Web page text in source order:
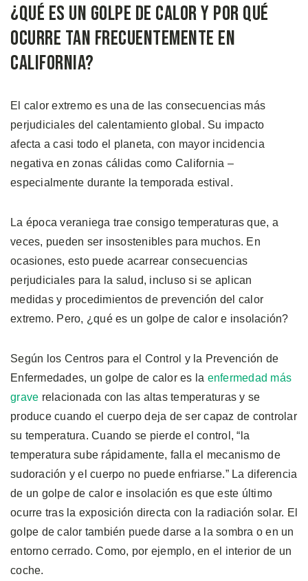
¿Qué es un Golpe de Calor y Por Qué
Ocurre tan Frecuentemente en
California?
El calor extremo es una de las consecuencias más
perjudiciales del calentamiento global. Su impacto
afecta a casi todo el planeta, con mayor incidencia
negativa en zonas cálidas como California –
especialmente durante la temporada estival.
La época veraniega trae consigo temperaturas que, a
veces, pueden ser insostenibles para muchos. En
ocasiones, esto puede acarrear consecuencias
perjudiciales para la salud, incluso si se aplican
medidas y procedimientos de prevención del calor
extremo. Pero, ¿qué es un golpe de calor e insolación?
Según los Centros para el Control y la Prevención de
Enfermedades, un golpe de calor es la enfermedad más
grave relacionada con las altas temperaturas y se
produce cuando el cuerpo deja de ser capaz de controlar
su temperatura. Cuando se pierde el control, “la
temperatura sube rápidamente, falla el mecanismo de
sudoración y el cuerpo no puede enfriarse.” La diferencia
de un golpe de calor e insolación es que este último
ocurre tras la exposición directa con la radiación solar. El
golpe de calor también puede darse a la sombra o en un
entorno cerrado. Como, por ejemplo, en el interior de un
coche.